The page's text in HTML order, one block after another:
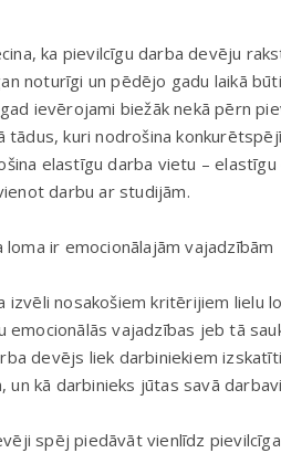
ka pievilcīgu darba devēju
noturīgi un pēdējo gadu laikā
ievērojami biežāk nekā pērn
kuri nodrošina
elastīgu darba vietu –
darbu ar studijām.
ir emocionālajām vajadzībām
izvēli nosakošiem kritērijiem lielu
vajadzības jeb tā
devējs liek darbiniekiem
un kā darbinieks jūtas savā
spēj piedāvāt vienlīdz